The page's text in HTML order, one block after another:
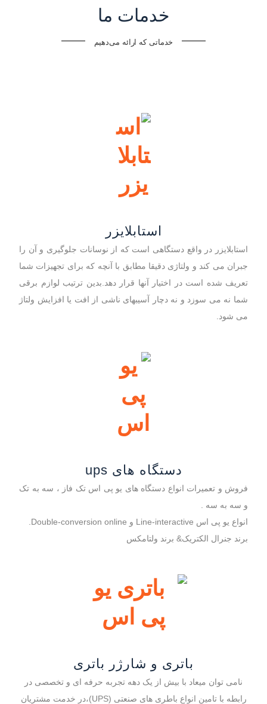
خدمات ما
خدماتی که ارائه می‌دهیم
استابلایزر
استابلایزر در واقع دستگاهی است که از نوسانات جلوگیری و آن را
جبران می کند و ولتاژی دقیقا مطابق با آنچه که برای تجهیزات شما
تعریف شده است در اختیار آنها قرار دهد.بدین ترتیب لوازم برقی
شما نه می سوزد و نه دچار آسیبهای ناشی از افت یا افزایش ولتاژ
می شود.
دستگاه های ups
فروش و تعمیرات انواع دستگاه های یو پی اس تک فاز ، سه به تک
و سه به سه .
انواع یو پی اس Line-interactive و Double-conversion online.
برند جنرال الکتریک& برند ولتامکس
باتری و شارژر باتری
نامی توان میعاد با بیش از یک دهه تجربه حرفه ای و تخصصی در
رابطه با تامین انواع باطری های صنعتی (UPS)،در خدمت مشتریان